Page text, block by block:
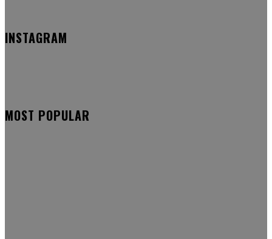
INSTAGRAM
MOST POPULAR